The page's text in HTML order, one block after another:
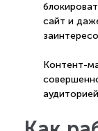
сайт и
Контент-